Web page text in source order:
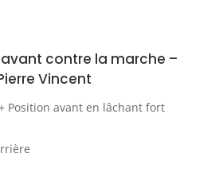
avant contre la marche –
Vincent
Position avant en lâchant fort